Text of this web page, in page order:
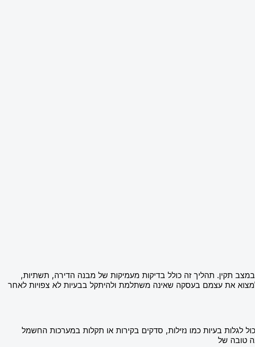
תקין. תהליך זה כולל בדיקות מעמיקות של מבנה הדירה, תשתיות,
את עצמם בעסקה שאינה משתלמת ולהיתקל בבעיות לא צפויות לאחר
לגלות בעיות כמו נזילות, סדקים בקירות או תקלות במערכות החשמל
טובה של